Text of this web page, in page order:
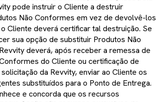
pode instruir o Cliente a destruir
Não Conformes em vez de devolvê-los
Cliente deverá certificar tal destruição. Se
sua opção de substituir Produtos Não
deverá, após receber a remessa de
do Cliente ou certificação de
da Revvity, enviar ao Cliente os
substituídos para o Ponto de Entrega.
e concorda que os recursos